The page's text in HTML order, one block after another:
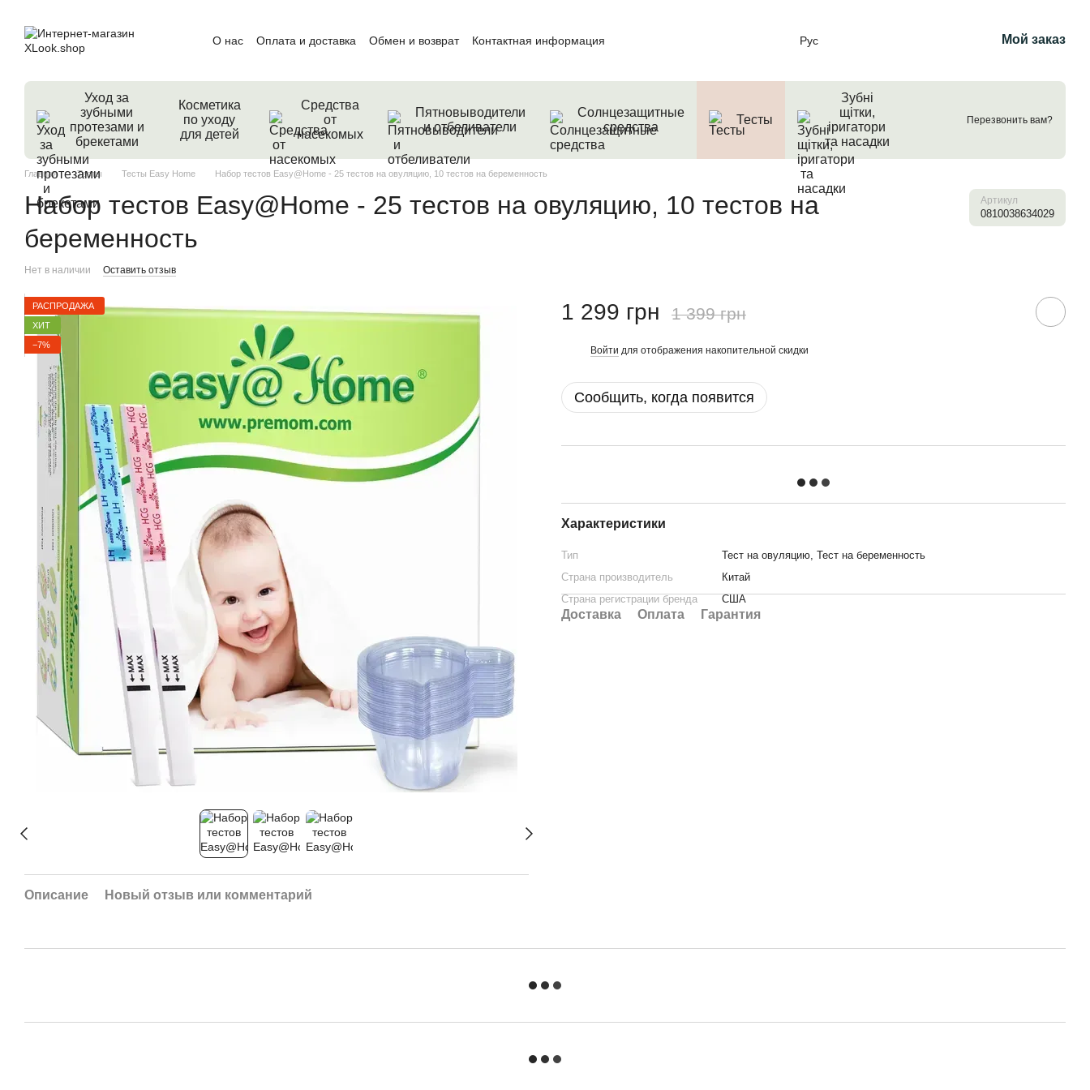
О нас Оплата и доставка Обмен и возврат
Контактная информация
Рус Мой заказ
Уход за
зубными
протезами и
брекетами
Косметика
по уходу
для детей
Средства
от
насекомых
Пятновыводители
и отбеливатели
Солнцезащитные
средства
Тесты
Зубні
щітки,
іригатори
та насадки
Перезвонить вам?
Главная Тесты Тесты Easy Home Набор тестов Easy@Home - 25 тестов на овуляцию, 10 тестов на беременность
Набор тестов Easy@Home - 25 тестов на овуляцию, 10 тестов на
беременность
Артикул
0810038634029
Нет в наличии Оставить отзыв
РАСПРОДАЖА
ХИТ
−7%
Описание Новый отзыв или комментарий
1 299 грн 1 399 грн
Войти для отображения накопительной скидки
Сообщить, когда появится
Характеристики
Тип
Тест на овуляцию, Тест на беременность
Страна производитель
Китай
Страна регистрации бренда
США
Доставка Оплата Гарантия